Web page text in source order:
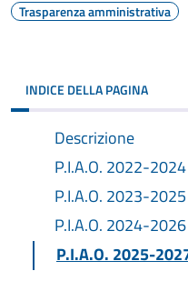
Trasparenza amministrativa
INDICE DELLA PAGINA
Descrizione
P.I.A.O. 2022-2024
P.I.A.O. 2023-2025
P.I.A.O. 2024-2026
P.I.A.O. 2025-